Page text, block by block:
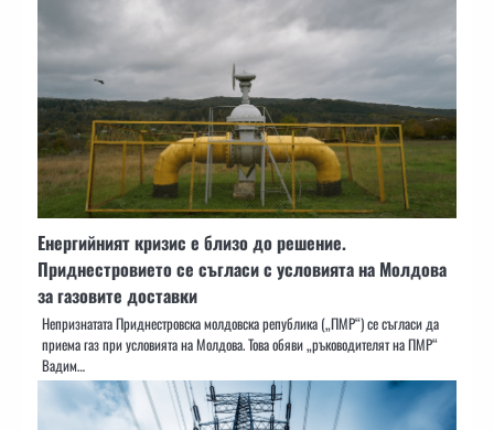
Енергийният кризис е близо до решение.
Приднестровието се съгласи с условията на Молдова
за газовите доставки
Непризнатата Приднестровска молдовска република („ПМР“) се съгласи да
приема газ при условията на Молдова. Това обяви „ръководителят на ПМР“
Вадим…